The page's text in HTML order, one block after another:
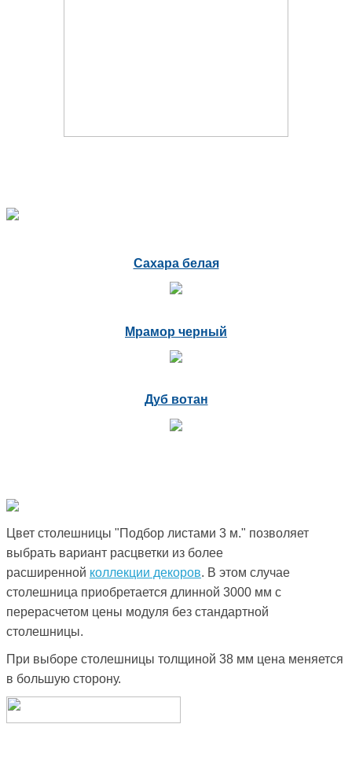
Сахара белая
Мрамор черный
Дуб вотан
Цвет столешницы "Подбор листами 3 м." позволяет
выбрать вариант расцветки из более
расширенной коллекции декоров. В этом случае
столешница приобретается длинной 3000 мм с
перерасчетом цены модуля без стандартной
столешницы.
При выборе столешницы толщиной 38 мм цена меняется
в большую сторону.